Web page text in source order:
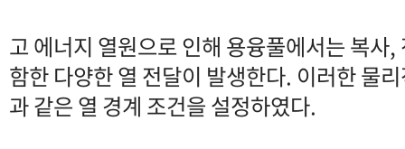
고 에너지 열원으로 인해 용융풀에서는 복사
함한 다양한 열 전달이 발생한다. 이러한 물
과 같은 열 경계 조건을 설정하였다.